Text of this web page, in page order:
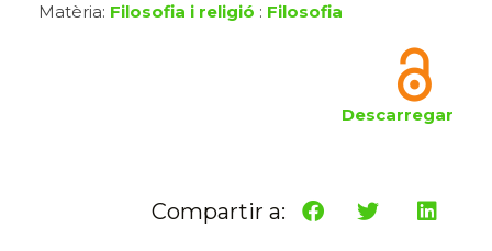
Matèria: Filosofia i religió : Filosofia
Descarregar
Compartir a: